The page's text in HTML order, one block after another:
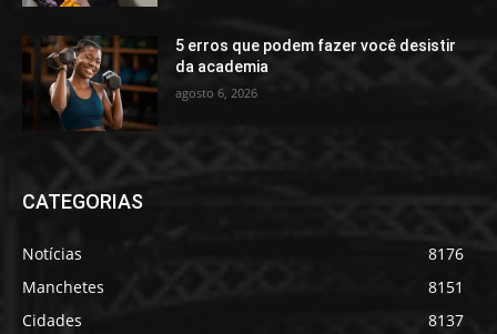
5 erros que podem fazer você desistir
da academia
agosto 6, 2026
CATEGORIAS
Notícias
8176
Manchetes
8151
Cidades
8137